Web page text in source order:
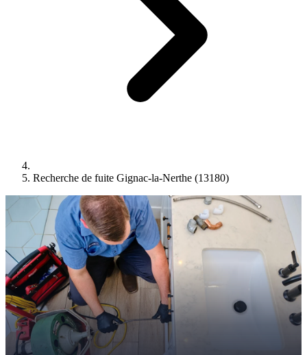
Recherche de fuite Gignac-la-Nerthe (13180)